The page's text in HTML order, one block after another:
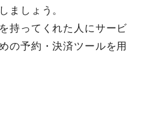
ましょう。
持ってくれた人にサービ
の予約・決済ツールを用